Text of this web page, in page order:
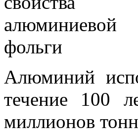
Алюминий
течение 100
миллионов тонн